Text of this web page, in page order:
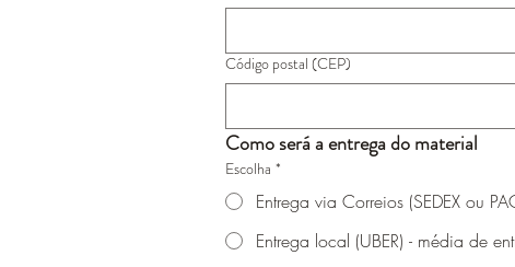
Código postal (CEP)
Como será a entrega do material
Escolha *
Entrega via Correios (SEDEX ou
Entrega local (UBER) - média de